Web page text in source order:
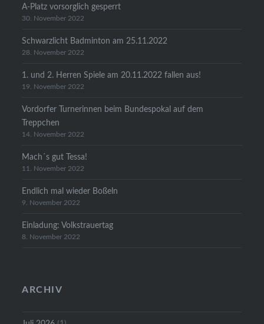
A-Platz vorsorglich gesperrt
30. November 2022
Schwarzlicht Badminton am 25.11.2022
28. November 2022
1. und 2. Herren Spiele am 20.11.2022 fallen aus!
19. November 2022
Vordorfer Turnerinnen beim Bundespokal auf dem
Treppchen
14. November 2022
Mach´s gut Tessa!
11. November 2022
Endlich mal wieder Boßeln
9. November 2022
Einladung: Volkstrauertag
8. November 2022
ARCHIV